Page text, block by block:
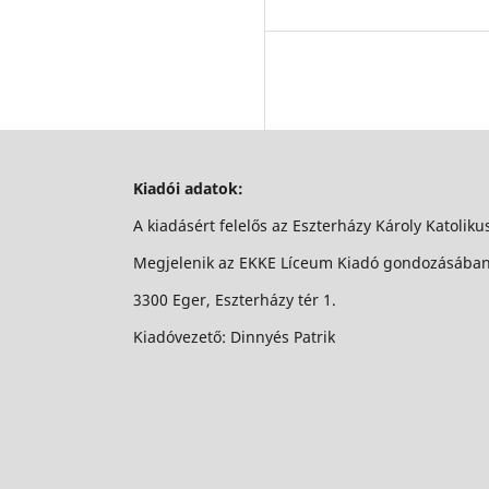
Kiadói adatok:
A kiadásért felelős az Eszterházy Károly
Megjelenik az EKKE Líceum Kiadó gondozásában
3300 Eger, Eszterházy tér 1.
Kiadóvezető: Dinnyés Patrik